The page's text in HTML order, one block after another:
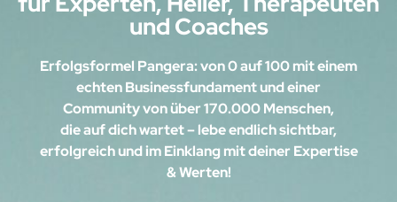
und Coaches
Erfolgsformel Pangera: von 0 auf 100 mit einem
echten Businessfundament und einer
Community von über 170.000 Menschen,
die auf dich wartet – lebe endlich sichtbar,
erfolgreich und im Einklang mit deiner Expertise
& Werten!